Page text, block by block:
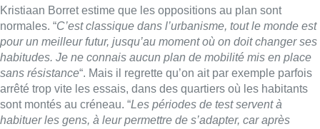
Kristiaan Borret estime que les oppositions au plan sont
normales. “C’est classique dans l’urbanisme, tout le monde est
pour un meilleur futur, jusqu’au moment où on doit changer ses
habitudes. Je ne connais aucun plan de mobilité mis en place
sans résistance“. Mais il regrette qu’on ait par exemple parfois
arrêté trop vite les essais, dans des quartiers où les habitants
sont montés au créneau. “Les périodes de test servent à
habituer les gens, à leur permettre de s’adapter, car après